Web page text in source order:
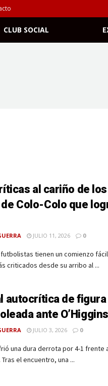
CLUB SOCIAL
al cariño de
Colo-Colo que
JULIO 11, 2026 0
tienen un comienzo fácil
criticados desde su arribo al ...
autocrítica de
ante
JULIO 3, 2026 0
una dura derrota por 4-1 frente
Tras el encuentro, una ...